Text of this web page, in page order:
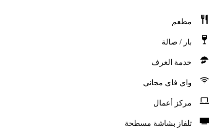
مطعم
بار / صالة
خدمة الغرف
واي فاي مجاني
مركز أعمال
تلفاز بشاشة مسطحة